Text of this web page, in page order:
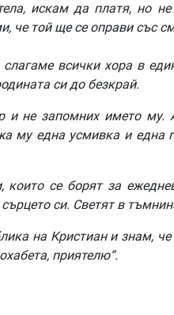
, искам да платя, но не
, че той ще се оправи със
слагаме всички хора в
си до безкрай.
и не запомних името му.
му една усмивка и една
, които се борят за
сърцето си. Светят в
на Кристиан и знам, че
, приятелю“.